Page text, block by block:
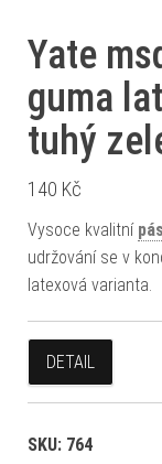
Yate
guma
tuhý
140 Kč
Vysoce kvalitní pás
udržování se v
latexová varianta.
DETAIL
SKU: 764